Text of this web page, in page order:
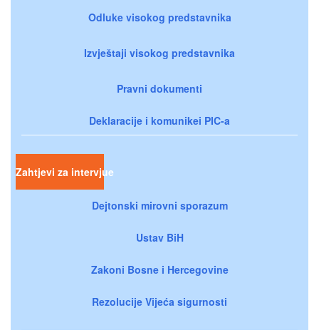
Odluke visokog predstavnika
Izvještaji visokog predstavnika
Pravni dokumenti
Deklaracije i komunikei PIC-a
Zahtjevi za intervjue
Dejtonski mirovni sporazum
Ustav BiH
Zakoni Bosne i Hercegovine
Rezolucije Vijeća sigurnosti